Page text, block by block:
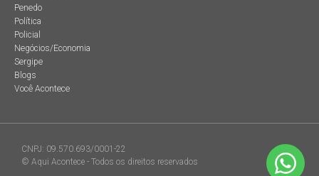
Penedo
Política
Policial
Negócios/Economia
Sergipe
Blogs
Você Acontece
CNPJ: 09.570.693/0001-22
© Aqui Acontece - Todos os direitos reservados